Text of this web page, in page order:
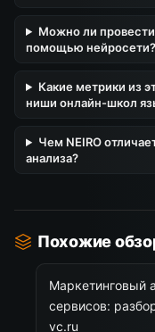
Можно ли
помощью нейросети?
Какие метрики из
ниши онлайн-школ
Чем NEIRO
анализа?
Похожие
Маркетинговый
сервисов:
vc.ru